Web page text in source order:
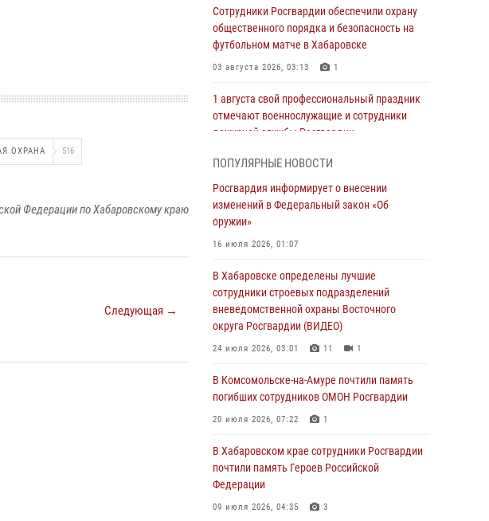
ОХРАНА 516
Федерации по Хабаровскому краю
Следующая →
Сотрудники Росгвардии обеспечили охрану
общественного порядка и безопасность на
футбольном матче в Хабаровске
03 августа 2026, 03:13 1
1 августа свой профессиональный праздник
отмечают военнослужащие и сотрудники
дежурной службы Росгвардии
День образования тыловых подразделений
Росгвардии
01 августа 2026, 00:00
краю состоялось информирование личного
состава по вопросам реализации
избирательного права
31 июля 2026, 03:26
оказали помощь женщине, потерявшей
сознание во время массового мероприятия
29 июля 2026, 23:24 2
В Хабаровске продолжается акция
«Каникулы с Росгвардией»
29 июля 2026, 02:51
ПОПУЛЯРНЫЕ НОВОСТИ
Росгвардия информирует о внесении
изменений в Федеральный закон «Об
оружии»
16 июля 2026, 01:07
В Хабаровске определены лучшие
сотрудники строевых подразделений
вневедомственной охраны Восточного
округа Росгвардии (ВИДЕО)
24 июля 2026, 03:01 11 1
В Комсомольске-на-Амуре почтили память
погибших сотрудников ОМОН Росгвардии
20 июля 2026, 07:22 1
В Хабаровском крае сотрудники Росгвардии
почтили память Героев Российской
Федерации
09 июля 2026, 04:35 3